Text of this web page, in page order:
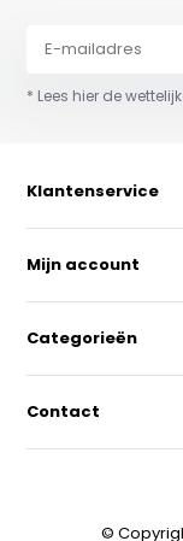
* Lees hier de
Klantenservice
Mijn account
Categorieën
Contact
©